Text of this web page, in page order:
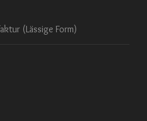
(Lässige Form)